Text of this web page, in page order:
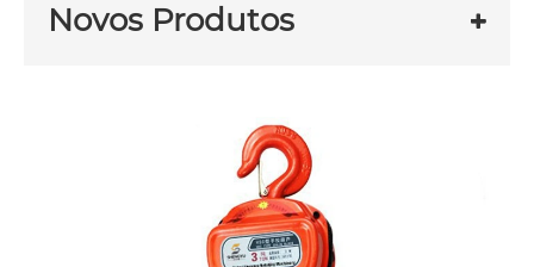
Novos Produtos